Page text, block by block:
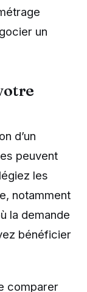
un
d’un
peuvent
les
notamment
la demande
bénéficier
comparer